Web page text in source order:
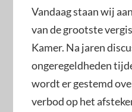
Vandaag staan wij
van de grootste
Kamer. Na jaren
ongeregeldheden
wordt er gestemd
verbod op het